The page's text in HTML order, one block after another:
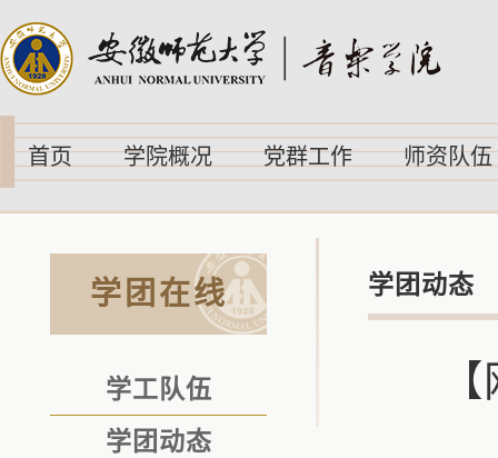
首页 学院概况 党群工作 师资队伍
学团在线
学工队伍
学团动态
学团动态